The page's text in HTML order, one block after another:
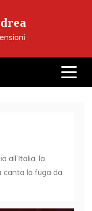
all’Italia, la
canta la fuga da